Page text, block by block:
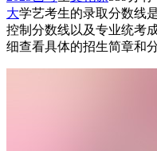
大学艺考生的录取分数线
控制分数线以及专业统考
细查看具体的招生简章和